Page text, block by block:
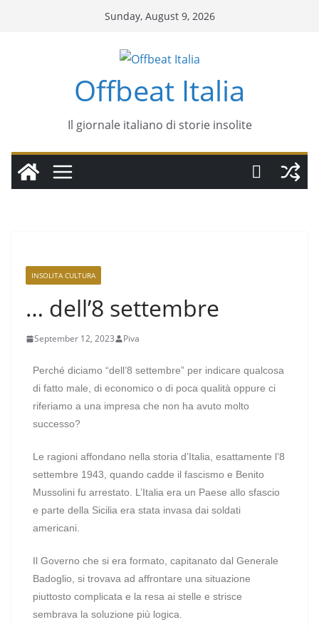
Sunday, August 9, 2026
Offbeat Italia
Il giornale italiano di storie insolite
INSOLITA CULTURA
… dell’8 settembre
September 12, 2023 Piva
Perché diciamo “dell’8 settembre” per indicare qualcosa
di fatto male, di economico o di poca qualità oppure ci
riferiamo a una impresa che non ha avuto molto
successo?
Le ragioni affondano nella storia d’Italia, esattamente l’8
settembre 1943, quando cadde il fascismo e Benito
Mussolini fu arrestato. L’Italia era un Paese allo sfascio
e parte della Sicilia era stata invasa dai soldati
americani.
Il Governo che si era formato, capitanato dal Generale
Badoglio, si trovava ad affrontare una situazione
piuttosto complicata e la resa ai stelle e strisce
sembrava la soluzione più logica.